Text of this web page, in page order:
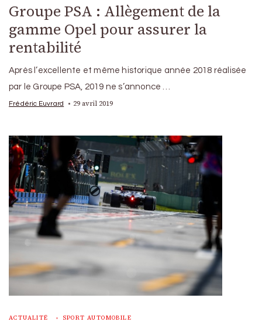
Groupe PSA : Allègement de la
gamme Opel pour assurer la
rentabilité
Après l’excellente et même historique année 2018 réalisée
par le Groupe PSA, 2019 ne s’annonce …
Frédéric Euvrard 29 avril 2019
ACTUALITÉ SPORT AUTOMOBILE